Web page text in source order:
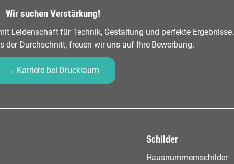
Wir suchen Verstärkung!
Leidenschaft für Technik, Gestaltung und perfekte Ergebnisse.
der Durchschnitt, freuen wir uns auf Ihre Bewerbung.
→ Karriere bei Druckraum
Schilder
Hausnummernschilder